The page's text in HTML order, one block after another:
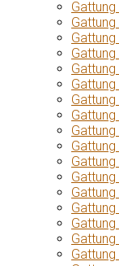
Gattung
Gattung